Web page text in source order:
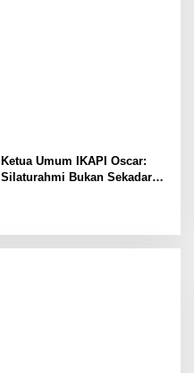
Ketua Umum IKAPI Oscar:
Silaturahmi Bukan Sekadar